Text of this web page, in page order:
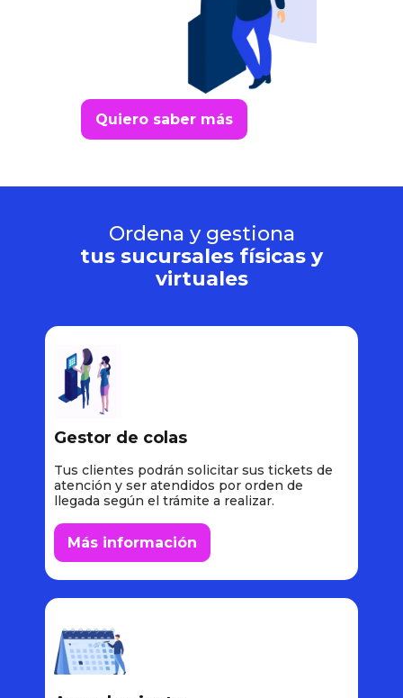
Quiero saber más
Ordena y gestiona
tus sucursales físicas y
virtuales
Gestor de colas
Tus clientes podrán solicitar sus tickets de
atención y ser atendidos por orden de
llegada según el trámite a realizar.
Más información